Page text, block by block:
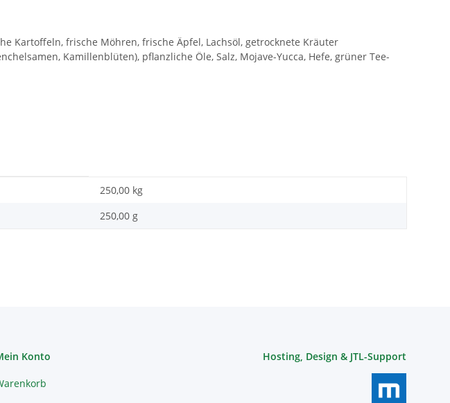
Kartoffeln, frische Möhren, frische Äpfel, Lachsöl, getrocknete Kräuter
Kamillenblüten), pflanzliche Öle, Salz, Mojave-Yucca, Hefe, grüner Tee-
250,00 kg
250,00 g
Konto Hosting, Design & JTL-Support